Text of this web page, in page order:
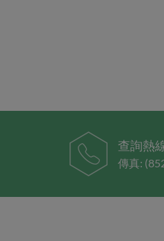
查詢熱
傳真: